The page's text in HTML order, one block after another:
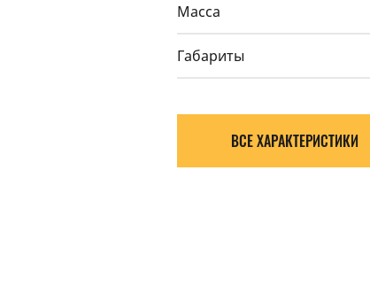
Масса
Габариты
ВСЕ ХАРАКТЕРИСТИКИ